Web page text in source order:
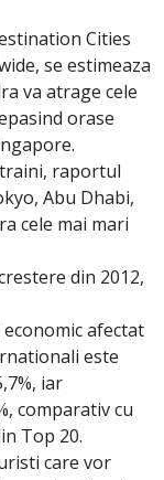
Cities
se estimeaza
va atrage cele
orase
raportul
Abu Dhabi,
cele mai mari
din 2012,
afectat
este
iar
comparativ cu
Top 20.
care vor